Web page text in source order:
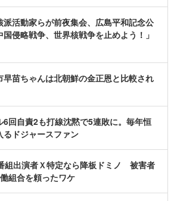
派活動家らが前夜集会、広島平和記念公
侵略戦争、世界核戦争を止めよう！」
苗ちゃんは北朝鮮の金正恩と比較され
6回自責2も打線沈黙で5連敗に。毎年恒
ドジャースファン
組出演者Ｘ特定なら降板ドミノ 被害者
組合を頼ったワケ